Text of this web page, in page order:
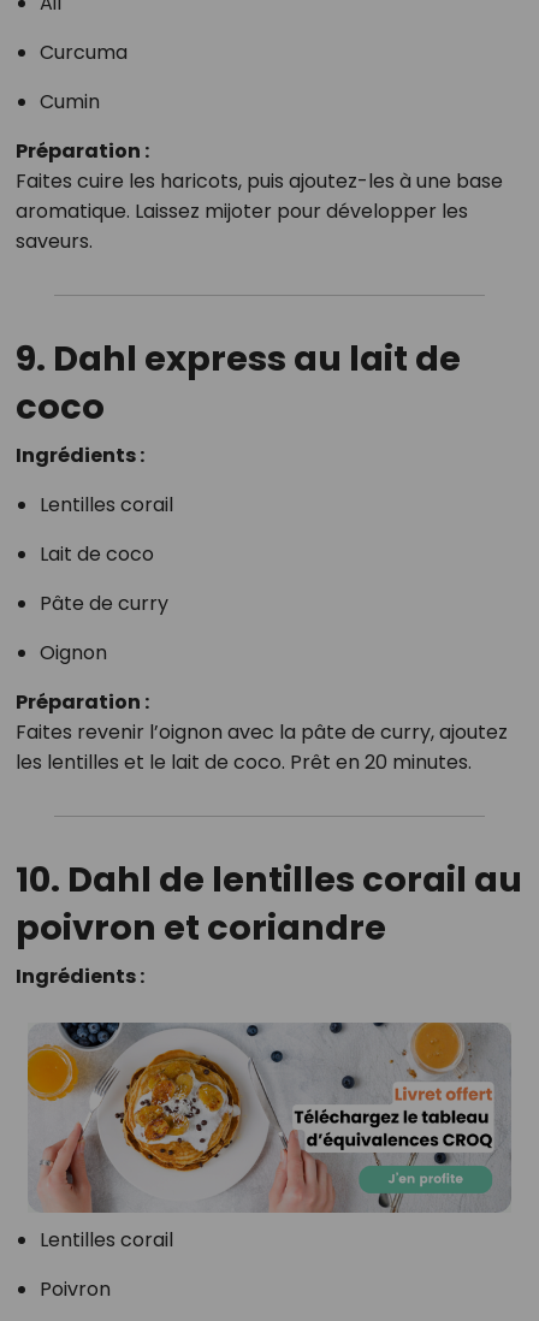
Curcuma
Cumin
Préparation :
Faites cuire les haricots, puis ajoutez-les à une base
aromatique. Laissez mijoter pour développer les
saveurs.
9. Dahl express au lait de
coco
Ingrédients :
Lentilles corail
Lait de coco
Pâte de curry
Oignon
Préparation :
Faites revenir l’oignon avec la pâte de curry, ajoutez
les lentilles et le lait de coco. Prêt en 20 minutes.
10. Dahl de lentilles corail au
poivron et coriandre
Ingrédients :
Lentilles corail
Poivron